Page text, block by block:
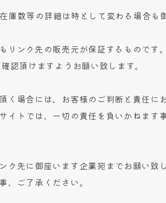
庫数等の詳細は時として変わる場合も
リンク先の販売元が保証するものです
認頂けますようお願い致します。
く場合には、お客様のご判断と責任に
イトでは、一切の責任を負いかねます
ク先に御座います企業宛までお願い致
、ご了承ください。